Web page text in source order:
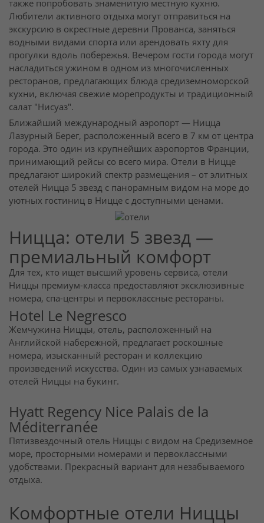
также попробовать знаменитую местную кухню.
Любители активного отдыха могут отправиться на
экскурсию в окрестные деревни Прованса, заняться
водными видами спорта или арендовать яхту для
прогулки вдоль побережья. Вечером гости города могут
насладиться ужином в одном из многочисленных
ресторанов, предлагающих блюда средиземноморской
кухни, включая свежие морепродукты и традиционный
салат "Нисуаз".
Ближайший международный аэропорт — Ницца
Лазурный Берег, расположенный всего в 7 км от центра
города. Это один из крупнейших аэропортов Франции,
принимающий рейсы со всего мира. Отели в Ницце
предлагают широкий спектр размещения – от элитных
отелей Ницца 5 звезд с панорамным видом на море до
уютных гостиниц в Ницце с доступными ценами.
Ницца: отели 5 звезд —
премиальный комфорт
Для тех, кто ищет высший уровень сервиса, отели
Ниццы премиум-класса предоставляют эксклюзивные
номера, спа-центры и первоклассные рестораны.
Hotel Le Negresco
Жемчужина Ниццы, отель, расположенный на
Английской набережной, предлагает роскошные
номера, изысканный ресторан и коллекцию
произведений искусства. Один из самых узнаваемых
отелей Ниццы на букинг.
Hyatt Regency Nice Palais de la
Méditerranée
Пятизвездочный отель Ниццы с видом на Средиземное
море, просторными номерами и первоклассными
удобствами. Прекрасный вариант для незабываемого
отдыха.
Комфортные отели Ниццы